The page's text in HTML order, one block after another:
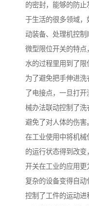
的密封，能够的防
于生活的很多领域，
动装备、处理机控制
微型限位开关的特
水的过程里用到了
为了避免把手伸进
了电接点，一旦打
械办法联动控制了洗
避免了对人体的伤害。
在工业使用中将机
的运行状态得到改
开关在工业的应用更
复杂的设备变得自
控制了工件的运动